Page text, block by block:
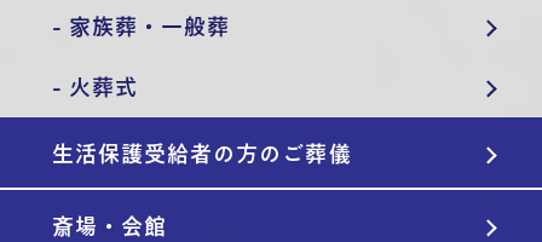
- 家族葬・一般葬
- 火葬式
生活保護受給者の方のご葬儀
斎場・会館